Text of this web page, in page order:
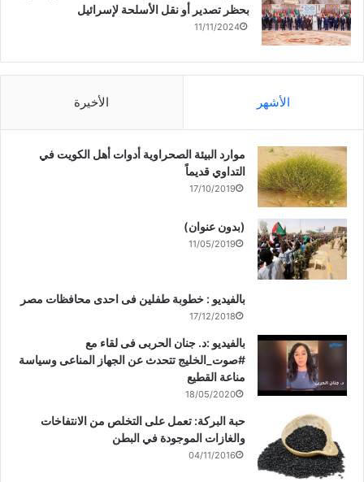
بحظر تصدير أو نقل الأسلحة لإسرائيل
11/11/2024
الأشهر الأخيرة
موارد البيئة الصحراوية أدوات أهل الكويت في
التداوي قديماً
17/10/2019
(بدون عنوان)
11/05/2019
بالفيديو : خطوبة طفلين فى احدى محافظات مصر
17/12/2018
بالفيديو :د. جنان الحربى فى لقاء مع
#صوت_الخليج تتحدث عن الجهاز المناعى وسياسة
مناعة القطيع
18/05/2020
حبة البركة: تعمل على التخلص من الانتفاخات
والغازات الموجودة في البطن
04/11/2016